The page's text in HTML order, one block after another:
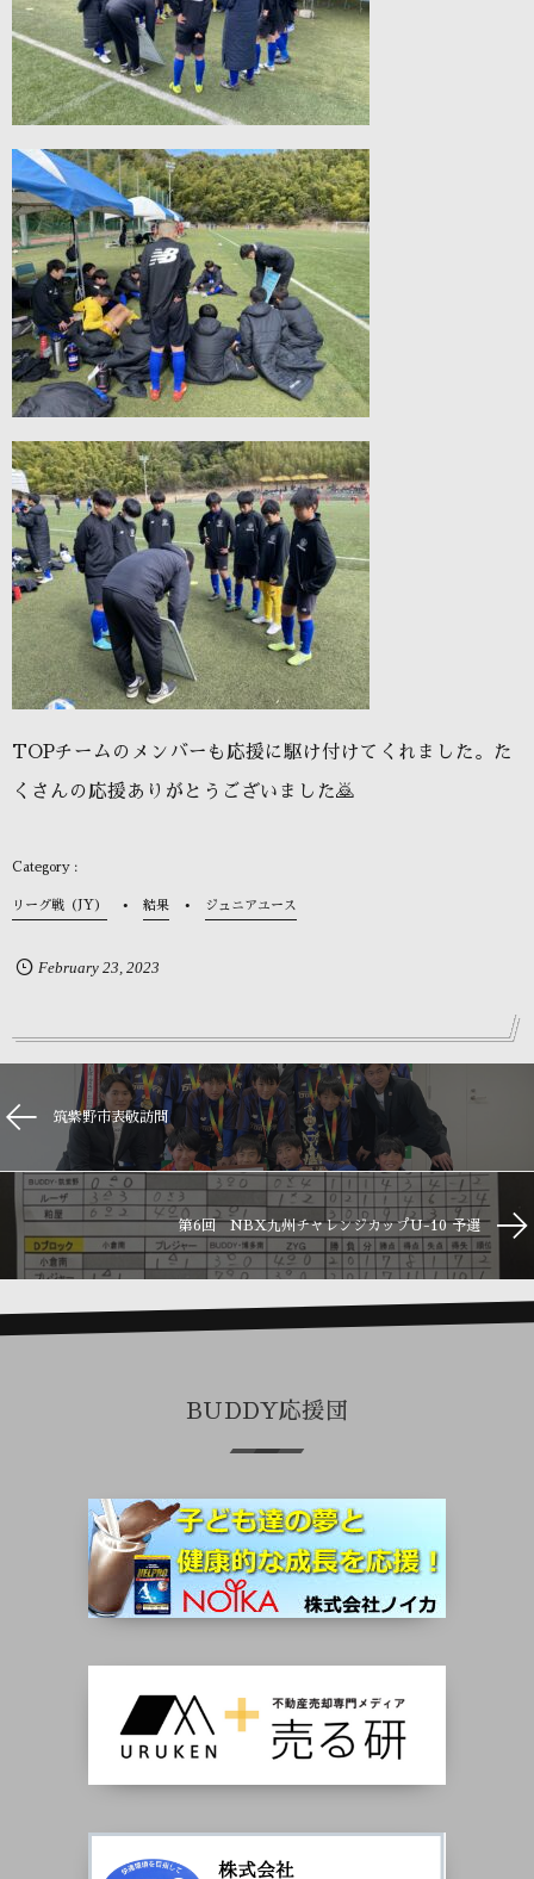
TOPチームのメンバーも応援に駆け付けてくれました。た
くさんの応援ありがとうございました🙇
リーグ戦（JY） 結果 ジュニアユース
February 23 2023
筑紫野市表敬訪問
第6回 NBX九州チャレンジカップU-10 予選
BUDDY応援団